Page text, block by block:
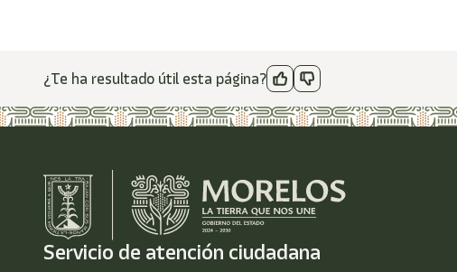
¿Te ha resultado útil esta página?
Servicio de atención ciudadana